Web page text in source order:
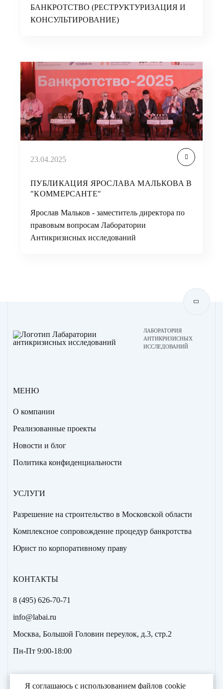
БАНКРОТСТВО (РЕСТРУКТУРИЗАЦИЯ И
КОНСУЛЬТИРОВАНИЕ)
23.04.2025
ПУБЛИКАЦИЯ ЯРОСЛАВА МАЛЬКОВА В
"КОММЕРСАНТЕ"
Ярослав Мальков - заместитель директора по
правовым вопросам Лаборатории
Антикризисных исследований
ЛАБОРАТОРИЯ
АНТИКРИЗИСНЫХ
ИССЛЕДОВАНИЙ
МЕНЮ
О компании
Реализованные проекты
Новости и блог
Политика конфиденциальности
УСЛУГИ
Разрешение на строительство в Московской области
Комплексное сопровождение процедур банкротства
Юрист по корпоративному праву
КОНТАКТЫ
8 (495) 626-70-71
info@labai.ru
Москва, Большой Головин переулок, д.3, стр.2
Пн-Пт 9:00-18:00
Я соглашаюсь с использованием файлов cookie